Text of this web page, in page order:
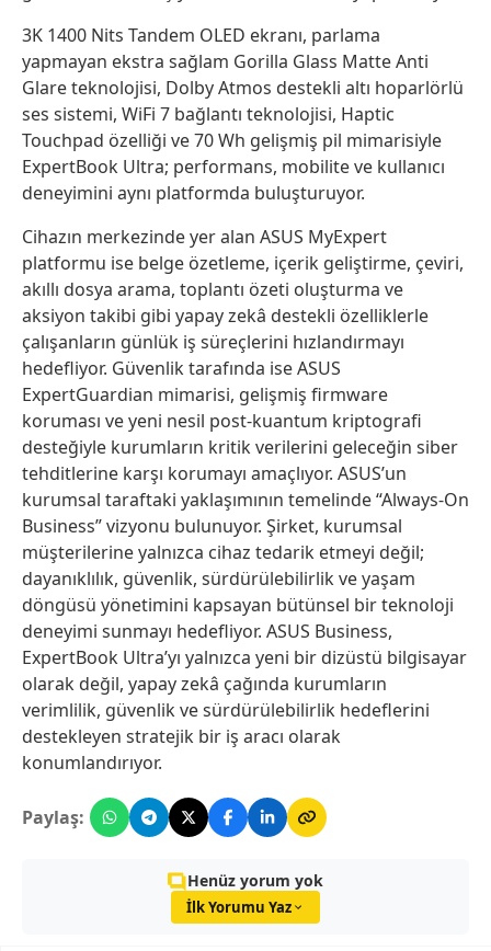
3K 1400 Nits Tandem OLED ekranı, parlama
yapmayan ekstra sağlam Gorilla Glass Matte Anti
Glare teknolojisi, Dolby Atmos destekli altı hoparlörlü
ses sistemi, WiFi 7 bağlantı teknolojisi, Haptic
Touchpad özelliği ve 70 Wh gelişmiş pil mimarisiyle
ExpertBook Ultra; performans, mobilite ve kullanıcı
deneyimini aynı platformda buluşturuyor.
Cihazın merkezinde yer alan ASUS MyExpert
platformu ise belge özetleme, içerik geliştirme, çeviri,
akıllı dosya arama, toplantı özeti oluşturma ve
aksiyon takibi gibi yapay zekâ destekli özelliklerle
çalışanların günlük iş süreçlerini hızlandırmayı
hedefliyor. Güvenlik tarafında ise ASUS
ExpertGuardian mimarisi, gelişmiş firmware
koruması ve yeni nesil post-kuantum kriptografi
desteğiyle kurumların kritik verilerini geleceğin siber
tehditlerine karşı korumayı amaçlıyor. ASUS’un
kurumsal taraftaki yaklaşımının temelinde “Always-On
Business” vizyonu bulunuyor. Şirket, kurumsal
müşterilerine yalnızca cihaz tedarik etmeyi değil;
dayanıklılık, güvenlik, sürdürülebilirlik ve yaşam
döngüsü yönetimini kapsayan bütünsel bir teknoloji
deneyimi sunmayı hedefliyor. ASUS Business,
ExpertBook Ultra’yı yalnızca yeni bir dizüstü bilgisayar
olarak değil, yapay zekâ çağında kurumların
verimlilik, güvenlik ve sürdürülebilirlik hedeflerini
destekleyen stratejik bir iş aracı olarak
konumlandırıyor.
Paylaş:
Henüz yorum yok
İlk Yorumu Yaz